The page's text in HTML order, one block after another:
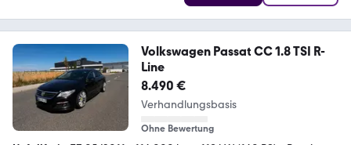
Volkswagen Passat CC 1.8 TSI R-
Line
8.490 €
Verhandlungsbasis
Ohne Bewertung